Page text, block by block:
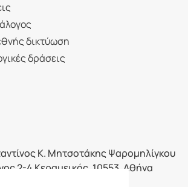
δικτύωση
δράσεις
Κ. Μητσοτάκης Ψαρομηλίγκου
2-4 Κεραμεικός, 10553, Αθήνα